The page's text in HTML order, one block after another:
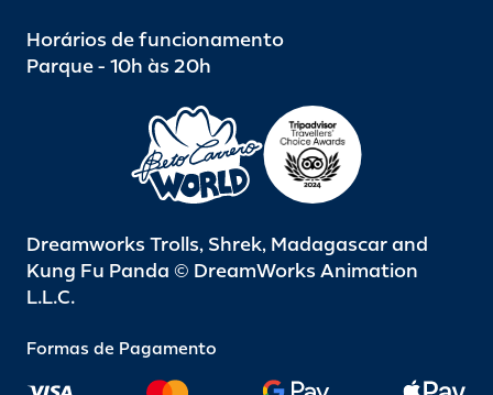
Horários de funcionamento
Parque - 10h às 20h
Dreamworks Trolls, Shrek, Madagascar and
Kung Fu Panda © DreamWorks Animation
L.L.C.
Formas de Pagamento